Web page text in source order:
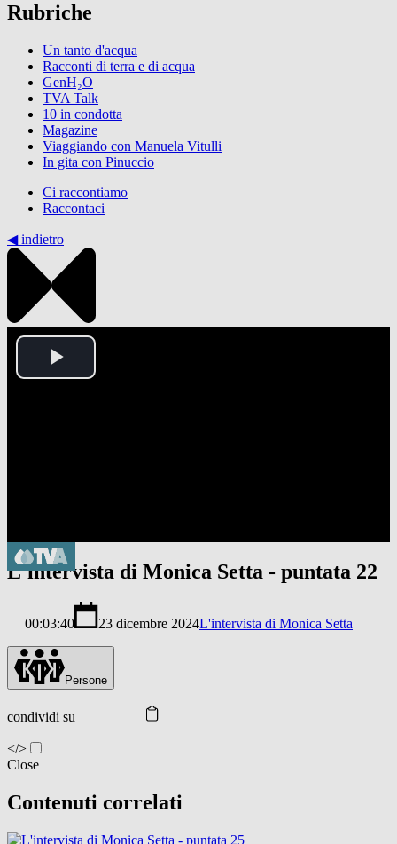
Rubriche
Un tanto d'acqua
Racconti di terra e di acqua
GenH₂O
TVA Talk
10 in condotta
Magazine
Viaggiando con Manuela Vitulli
In gita con Pinuccio
Ci raccontiamo
Raccontaci
◀︎ indietro
Play
L'intervista di Monica Setta - puntata 22
00:03:40 23 dicembre 2024L'intervista di Monica Setta
Persone
condividi su
</>
Close
Contenuti correlati